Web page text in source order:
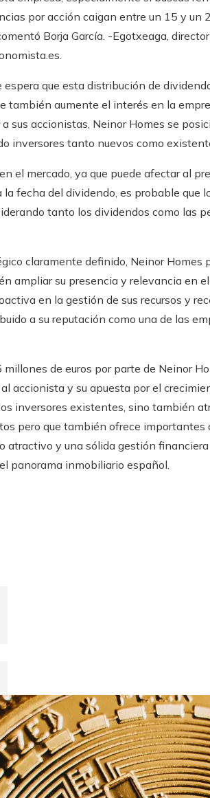
por acción caigan entre un 15 y un
Borja García. -Egotxeaga,
que esta distribución de
también aumente el interés en la
sus accionistas, Neinor Homes se
inversores tanto nuevos como
el mercado, ya que puede afectar al
fecha del dividendo, es probable que
tanto los dividendos como las
claramente definido, Neinor Homes
ampliar su presencia y relevancia en
en la gestión de sus recursos y
a su reputación como una de las
de euros por parte de Neinor
accionista y su apuesta por el
inversores existentes, sino también
pero que también ofrece importantes
atractivo y una sólida gestión
panorama inmobiliario español.